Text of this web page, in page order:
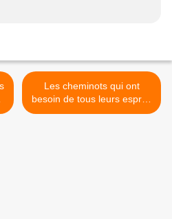
Les cheminots qui ont
besoin de tous leurs esprits
ont immédiatement adopté